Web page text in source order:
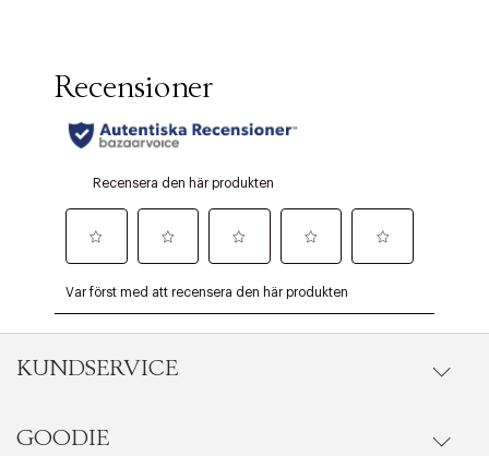
KUNDSERVICE
Onlineköp
GOODIE